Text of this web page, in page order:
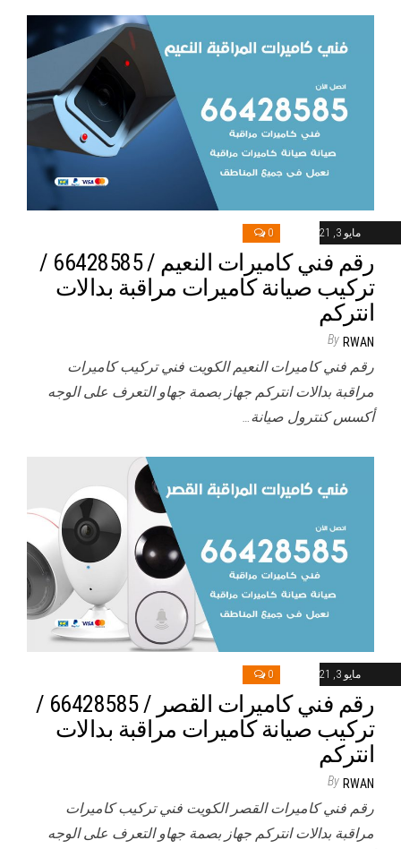
مايو 3, 2021 0
رقم فني كاميرات النعيم / 66428585 /
تركيب صيانة كاميرات مراقبة بدالات
انتركم
By RWAN
رقم فني كاميرات النعيم الكويت فني تركيب كاميرات
مراقبة بدالات انتركم جهاز بصمة جهاو التعرف على الوجه
أكسس كنترول صيانة…
مايو 3, 2021 0
رقم فني كاميرات القصر / 66428585 /
تركيب صيانة كاميرات مراقبة بدالات
انتركم
By RWAN
رقم فني كاميرات القصر الكويت فني تركيب كاميرات
مراقبة بدالات انتركم جهاز بصمة جهاو التعرف على الوجه